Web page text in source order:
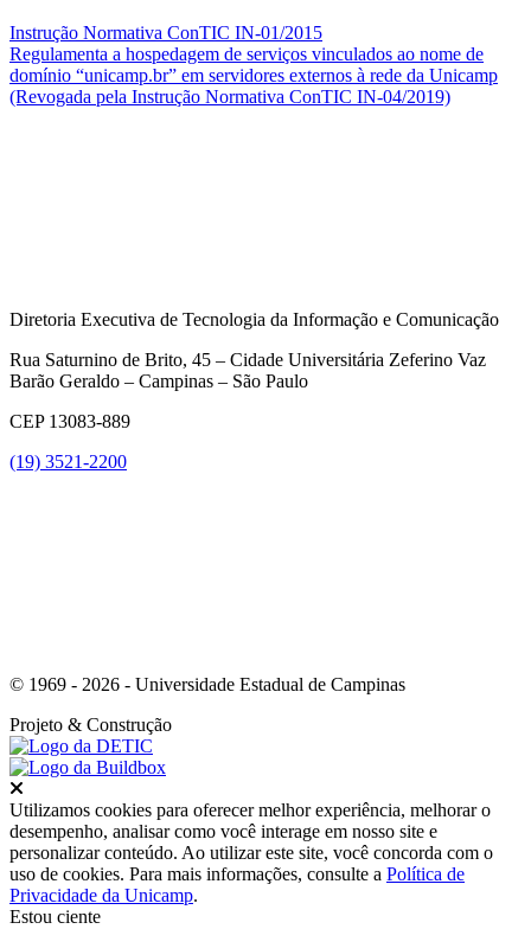
Instrução Normativa ConTIC IN-01/2015
Regulamenta a hospedagem de serviços vinculados ao nome de
domínio “unicamp.br” em servidores externos à rede da Unicamp
(Revogada pela Instrução Normativa ConTIC IN-04/2019)
Diretoria Executiva de Tecnologia da Informação e Comunicação
Rua Saturnino de Brito, 45 – Cidade Universitária Zeferino Vaz
Barão Geraldo – Campinas – São Paulo
CEP 13083-889
(19) 3521-2200
© 1969 - 2026 - Universidade Estadual de Campinas
Projeto & Construção
Utilizamos cookies para oferecer melhor experiência, melhorar o
desempenho, analisar como você interage em nosso site e
personalizar conteúdo. Ao utilizar este site, você concorda com o
uso de cookies. Para mais informações, consulte a Política de
Privacidade da Unicamp.
Estou ciente